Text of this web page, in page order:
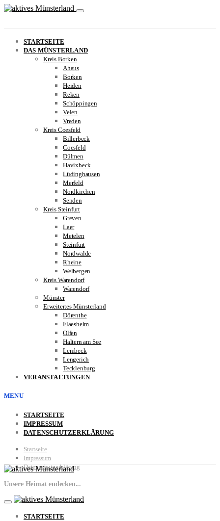
STARTSEITE
DAS MÜNSTERLAND
Kreis Borken
Ahaus
Borken
Heiden
Reken
Schöppingen
Velen
Vreden
Kreis Coesfeld
Billerbeck
Coesfeld
Dülmen
Havixbeck
Lüdinghausen
Merfeld
Nordkirchen
Senden
Kreis Steinfurt
Greven
Laer
Metelen
Steinfurt
Nordwalde
Rheine
Welbergen
Kreis Warendorf
Warendorf
Münster
Erweitertes Münsterland
Dörenthe
Flaesheim
Olfen
Haltern am See
Lembeck
Lengerich
Tecklenburg
VERANSTALTUNGEN
MENU
STARTSEITE
IMPRESSUM
DATENSCHUTZERKLÄRUNG
Startseite
Impressum
Datenschutzerklärung
Unsere Heimat endecken...
STARTSEITE